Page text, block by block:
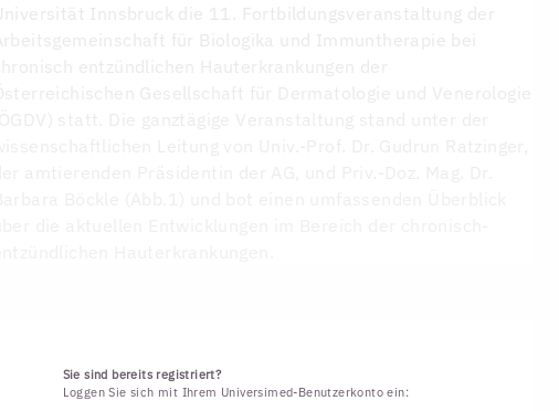
Universität Innsbruck die 11. Fortbildungsveranstaltung der
Sie sind bereits registriert?
Loggen Sie sich mit Ihrem Universimed-Benutzerkonto ein: